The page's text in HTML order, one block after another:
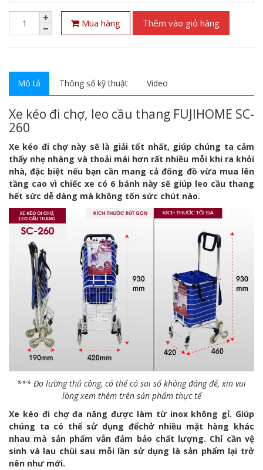
Mua hàng Thêm vào giỏ hàng
Mô tả Thông số kỹ thuật Video
Xe kéo đi chợ, leo cầu thang FUJIHOME SC-
260
Xe kéo đi chợ này sẽ là giải tốt nhất, giúp chúng ta cảm
thấy nhẹ nhàng và thoải mái hơn rất nhiều mỗi khi ra khỏi
nhà, đặc biệt nếu bạn cần mang cả đống đồ vừa mua lên
tầng cao vì chiếc xe có 6 bánh này sẽ giúp leo cầu thang
hết sức dễ dàng mà không tốn sức chút nào.
*** Đo lường thủ công, có thể có sai số không đáng để, xin vui
lòng xem thêm trên sản phẩm thực tế
Xe kéo đi chợ đa năng được làm từ inox không gỉ. Giúp
chúng ta có thể sử dụng đểchở nhiều mặt hàng khác
nhau mà sản phẩm vẫn đảm bảo chất lượng. Chỉ cần vệ
sinh và lau chùi sau mỗi lần sử dụng là sản phẩm lại trở
nên như mới.